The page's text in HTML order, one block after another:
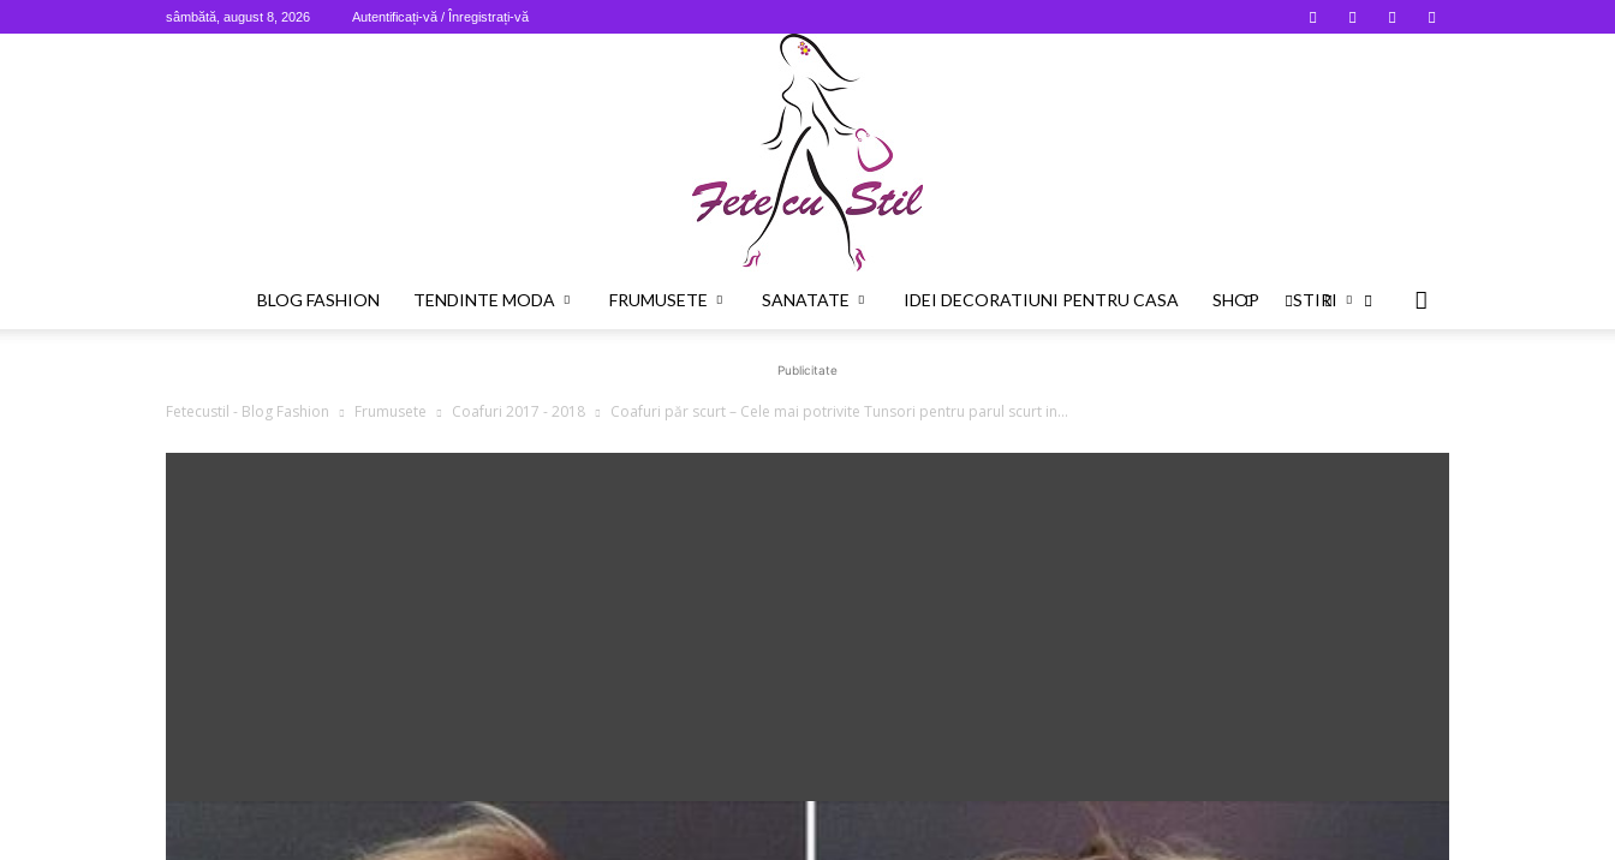
sâmbătă, august 8, 2026 Autentificați-vă / Înregistrați-vă
BLOG FASHION TENDINTE MODA FRUMUSETE SANATATE IDEI DECORATIUNI PENTRU CASA SHOP STIRI
Publicitate
Fetecustil - Blog Fashion Frumusete Coafuri 2017 - 2018 Coafuri păr scurt – Cele mai potrivite Tunsori pentru parul scurt in...